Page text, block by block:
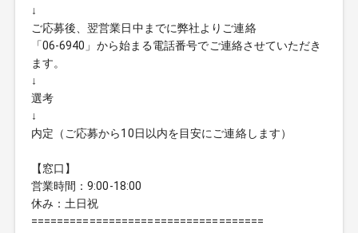
↓
ご応募後、翌営業日中までに弊社よりご連絡
「06-6940」から始まる電話番号でご連絡させていただき
ます。
↓
選考
↓
内定（ご応募から10日以内を目安にご連絡します）
【窓口】
営業時間：9:00-18:00
休み：土日祝
====================================